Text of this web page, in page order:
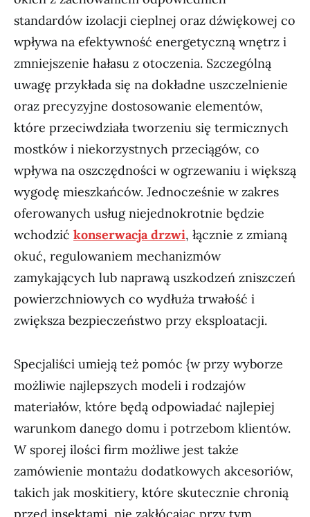
standardów izolacji cieplnej oraz dźwiękowej co
wpływa na efektywność energetyczną wnętrz i
zmniejszenie hałasu z otoczenia. Szczególną
uwagę przykłada się na dokładne uszczelnienie
oraz precyzyjne dostosowanie elementów,
które przeciwdziała tworzeniu się termicznych
mostków i niekorzystnych przeciągów, co
wpływa na oszczędności w ogrzewaniu i większą
wygodę mieszkańców. Jednocześnie w zakres
oferowanych usług niejednokrotnie będzie
wchodzić konserwacja drzwi, łącznie z zmianą
okuć, regulowaniem mechanizmów
zamykających lub naprawą uszkodzeń zniszczeń
powierzchniowych co wydłuża trwałość i
zwiększa bezpieczeństwo przy eksploatacji.
Specjaliści umieją też pomóc {w przy wyborze
możliwie najlepszych modeli i rodzajów
materiałów, które będą odpowiadać najlepiej
warunkom danego domu i potrzebom klientów.
W sporej ilości firm możliwe jest także
zamówienie montażu dodatkowych akcesoriów,
takich jak moskitiery, które skutecznie chronią